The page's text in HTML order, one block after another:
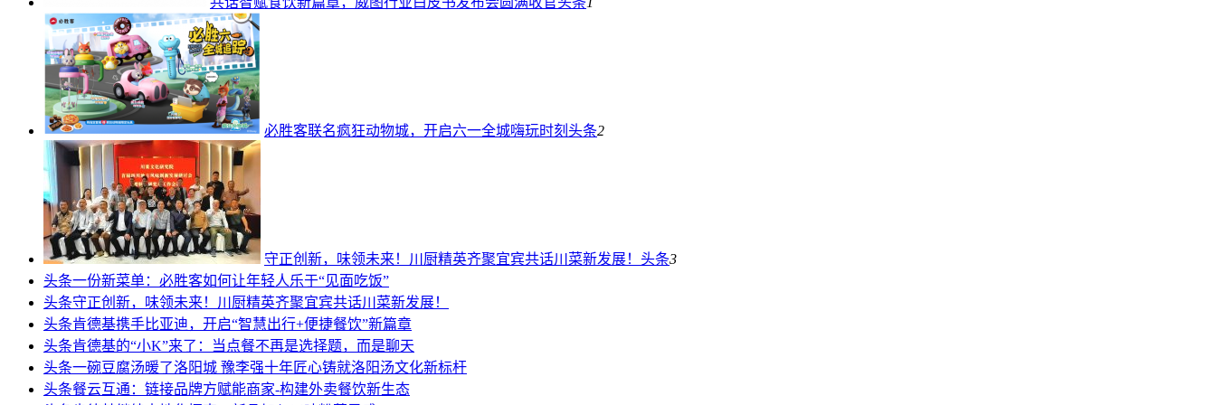
必胜客联名疯狂动物城，开启六一全城嗨玩时刻 头条2
守正创新，味领未来！川厨精英齐聚宜宾共话川菜新发展！ 头条3
头条一份新菜单：必胜客如何让年轻人乐于“见面吃饭”
头条守正创新，味领未来！川厨精英齐聚宜宾共话川菜新发展！
头条肯德基携手比亚迪，开启“智慧出行+便捷餐饮”新篇章
头条肯德基的“小K”来了：当点餐不再是选择题，而是聊天
头条一碗豆腐汤暖了洛阳城 豫李强十年匠心铸就洛阳汤文化新标杆
头条餐云互通：链接品牌方赋能商家-构建外卖餐饮新生态